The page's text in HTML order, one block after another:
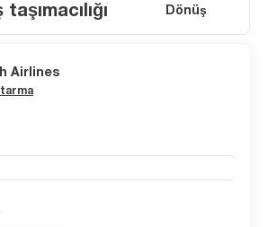
Dönüş
Airlines